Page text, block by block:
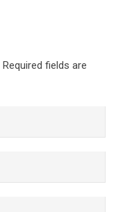
Required fields are